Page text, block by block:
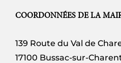
COORDONNÉES DE LA
139 Route du Val de
17100 Bussac-sur-